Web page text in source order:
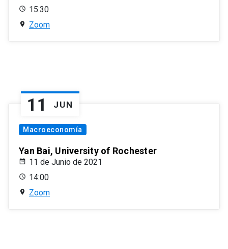
15:30
Zoom
11 JUN
Macroeconomía
Yan Bai, University of Rochester
11 de Junio de 2021
14:00
Zoom